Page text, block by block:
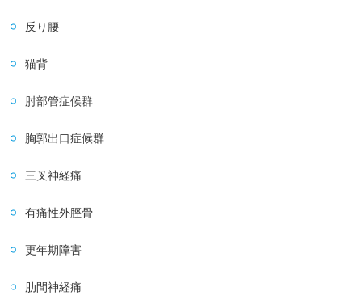
反り腰
猫背
肘部管症候群
胸郭出口症候群
三叉神経痛
有痛性外脛骨
更年期障害
肋間神経痛